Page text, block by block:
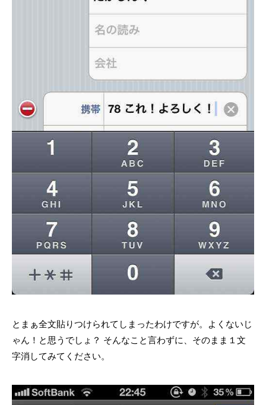
とまぁ全文貼りつけられてしまったわけですが。よくないじ
ゃん！と思うでしょ？ そんなこと言わずに、そのまま１文
字消してみてください。